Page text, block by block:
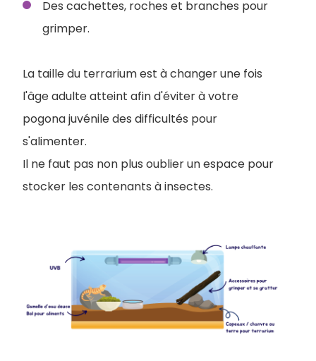
Des cachettes, roches et branches pour
grimper.
La taille du terrarium est à changer une fois
l'âge adulte atteint afin d'éviter à votre
pogona juvénile des difficultés pour
s'alimenter.
Il ne faut pas non plus oublier un espace pour
stocker les contenants à insectes.